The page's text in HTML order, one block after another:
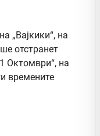
„Вајкики“, на
отстранет
Октомври“, на
времените